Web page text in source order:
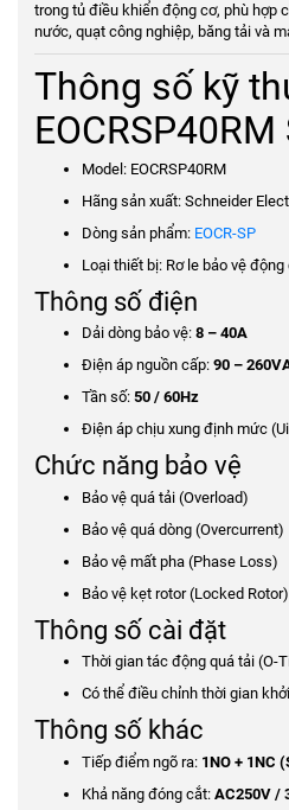
trong tủ điều khiển động cơ, phù hợp
nước, quạt công nghiệp, băng tải và
Thông số kỹ
Model: EOCRSP40RM
Hãng sản xuất: Schneider
Dòng sản phẩm: EOCR-SP
Loại thiết bị: Rơ le bảo vệ
Thông số điện
Dải dòng bảo vệ: 8 – 40A
Điện áp nguồn cấp: 90 –
Tần số: 50 / 60Hz
Điện áp chịu xung định mức
Chức năng bảo vệ
Bảo vệ quá tải (Overload)
Bảo vệ quá dòng (Overcurrent)
Bảo vệ mất pha (Phase Loss)
Bảo vệ kẹt rotor (Locked Rotor)
Thông số cài đặt
Thời gian tác động quá tải (O-
Có thể điều chỉnh thời gian
Thông số khác
Tiếp điểm ngõ ra: 1NO + 1NC
Khả năng đóng cắt: AC250V /